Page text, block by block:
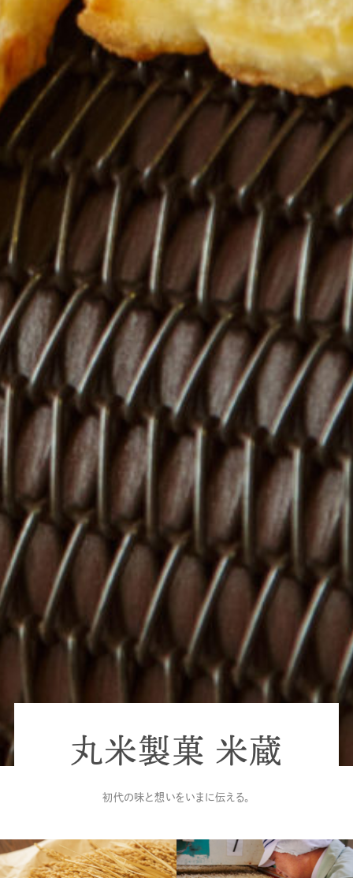
丸米製菓 米蔵
初代の味と想いをいまに伝える。